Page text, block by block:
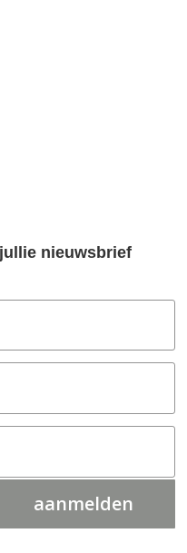
nieuwsbrief
aanmelden